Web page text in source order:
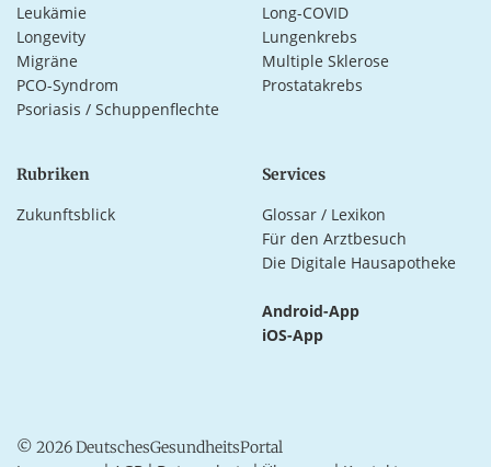
Leukämie
Long-COVID
Longevity
Lungenkrebs
Migräne
Multiple Sklerose
PCO-Syndrom
Prostatakrebs
Psoriasis / Schuppenflechte
Rubriken
Zukunftsblick
Services
Glossar / Lexikon
Für den Arztbesuch
Die Digitale Hausapotheke
Android-App
iOS-App
© 2026 DeutschesGesundheitsPortal